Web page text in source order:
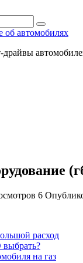
об автомобилях
6
расход
на газ